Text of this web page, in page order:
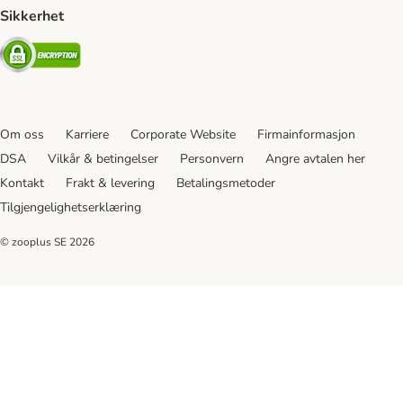
Sikkerhet
Security
Om oss Karriere Corporate Website
Firmainformasjon
DSA
Vilkår & betingelser Personvern
Angre avtalen her
Kontakt
Frakt & levering
Betalingsmetoder
Tilgjengelighetserklæring
© zooplus SE 2026